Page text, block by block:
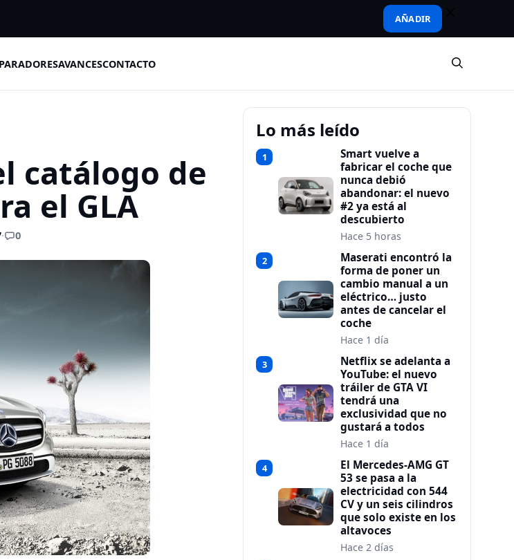
AÑADIR
AVANCESCONTACTO
catálogo de
el GLA
· 0
Lo más leído
1
Smart vuelve a
fabricar el coche que
nunca debió
abandonar: el nuevo
#2 ya está al
descubierto
Hace 5 horas
2
Maserati encontró la
forma de poner un
cambio manual a un
eléctrico… justo
antes de cancelar el
coche
Hace 1 día
3
Netflix se adelanta a
YouTube: el nuevo
tráiler de GTA VI
tendrá una
exclusividad que no
gustará a todos
Hace 1 día
4
El Mercedes-AMG GT
53 se pasa a la
electricidad con 544
CV y un seis cilindros
que solo existe en los
altavoces
Hace 2 días